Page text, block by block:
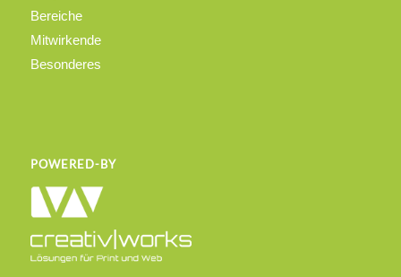
Bereiche
Mitwirkende
Besonderes
POWERED-BY